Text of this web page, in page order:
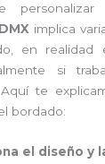
implica
en
si
te
bordado:
el diseño y